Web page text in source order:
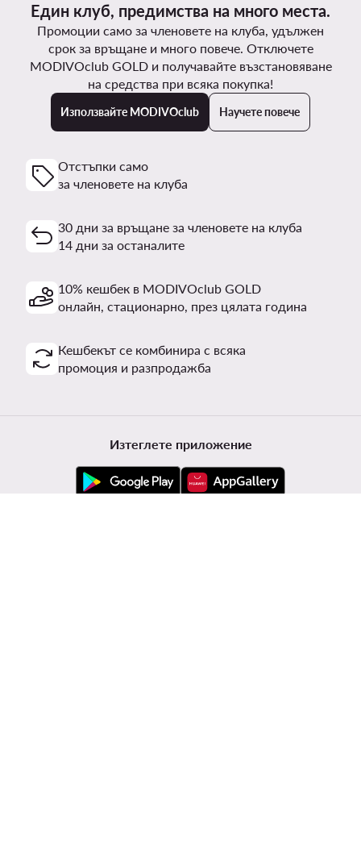
Един клуб, предимства на много места.
Промоции само за членовете на клуба, удължен
срок за връщане и много повече. Отключете
MODIVOclub GOLD и получавайте възстановяване
на средства при всяка покупка!
Използвайте MODIVOclub Научете повече
Отстъпки само
за членовете на клуба
30 дни за връщане за членовете на клуба
14 дни за останалите
10% кешбек в MODIVOclub GOLD
онлайн, стационарно, през цялата година
Кешбекът се комбинира с всяка
промоция и разпродажба
Изтеглете приложение